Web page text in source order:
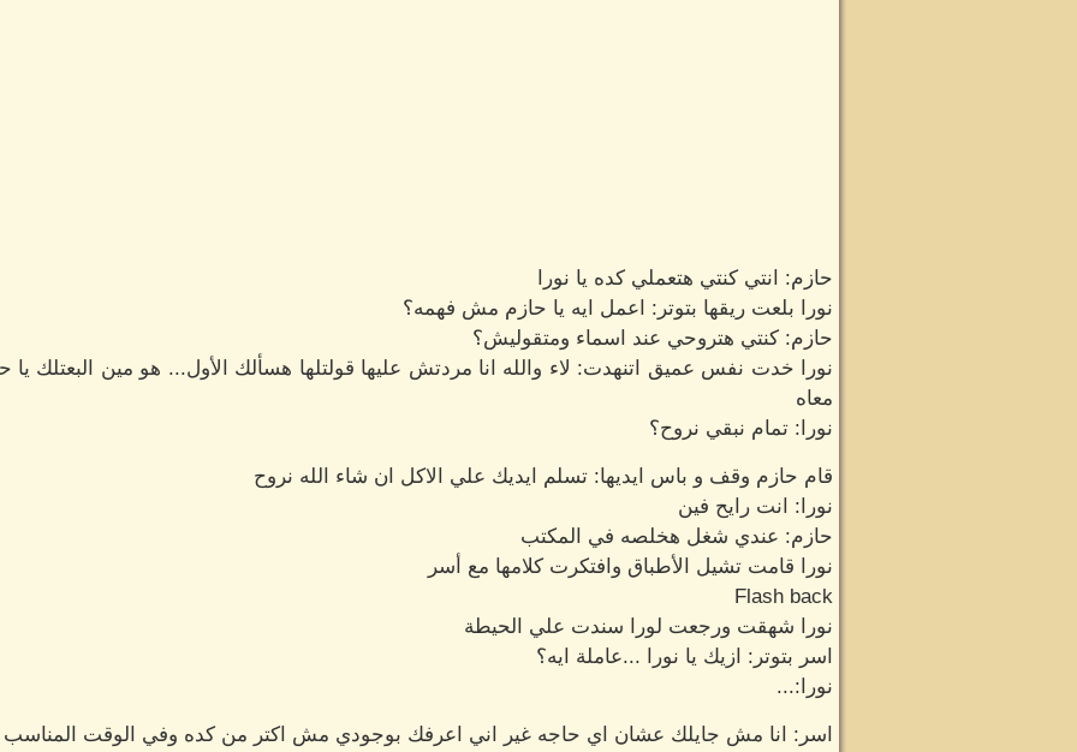
حازم: انتي كنتي هتعملي كده يا نورا
نورا بلعت ريقها بتوتر: اعمل ايه يا حازم مش فهمه؟
حازم: كنتي هتروحي عند اسماء ومتقوليش؟
نورا خدت نفس عميق اتنهدت: لاء والله انا مردتش عليها قولتلها هسألك الأول... هو مين البعتلك يا
معاه
نورا: تمام نبقي نروح؟
قام حازم وقف و باس ايديها: تسلم ايديك علي الاكل ان شاء الله نروح
نورا: انت رايح فين
حازم: عندي شغل هخلصه في المكتب
نورا قامت تشيل الأطباق وافتكرت كلامها مع أسر
Flash back
نورا شهقت ورجعت لورا سندت علي الحيطة
اسر بتوتر: ازيك يا نورا ...عاملة ايه؟
نورا:...
اسر: انا مش جايلك عشان اي حاجه غير اني اعرفك بوجودي مش اكتر من كده وفي الوقت